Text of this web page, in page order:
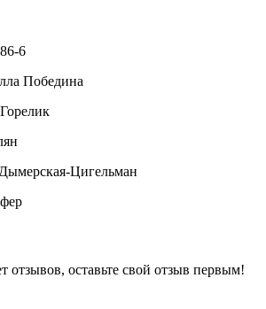
6
Победина
Цигельман
отзывов, оставьте свой отзыв первым!